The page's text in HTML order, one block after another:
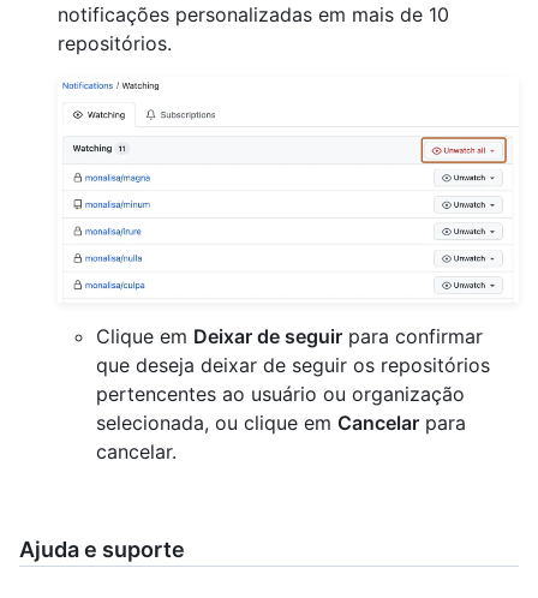
notificações personalizadas em mais de 10
repositórios.
Clique em Deixar de seguir para confirmar
que deseja deixar de seguir os repositórios
pertencentes ao usuário ou organização
selecionada, ou clique em Cancelar para
cancelar.
Ajuda e suporte